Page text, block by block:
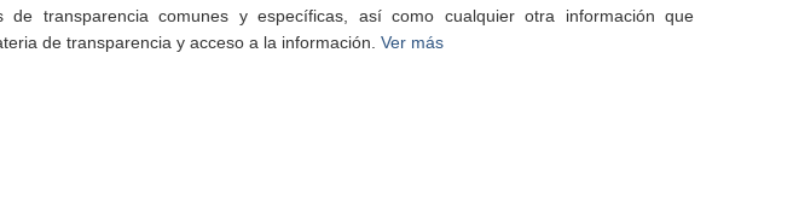
de transparencia comunes y específicas, así como cualquier otra información que
de transparencia y acceso a la información. Ver más